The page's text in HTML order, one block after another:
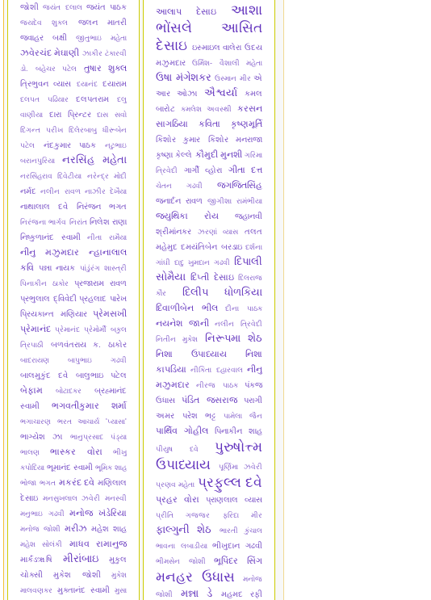
જોશી
જયંત દલાલ જયંત પાઠક
જયદેવ શુક્લ
જલન માતરી
જવાહર બક્ષી
જીતુભાઇ મહેતા
ઝવેરચંદ મેઘાણી ઝાકીર ટંકારવી
ડો. બહેચર પટેલ
તુષાર શુક્લ
ત્રિભુવન વ્યાસ દયાનંદ દયારામ
દલપત પઢિયાર દલપતરામ
દલુ
વાણીયા
દારા પ્રિન્ટર
દાસ સવો
દિગન્ત પરીખ
દિલેરબાબુ
ધીરૂબેન
પટેલ
નંદકુમાર પાઠક
નટુભાઇ
બરાનપુરિયા
નરસિંહ મહેતા
નરસિંહરાવ દિવેટીયા નરેન્દ્ર મોદી
નર્મદ નલીન રાવળ નાઝીર દેખૈયા
નાથાલાલ દવે નિરંજન ભગત
નિરંજના ભાર્ગવ નિરાંત નિલેશ રાણા
નિષ્કુળાનંદ સ્વામી
નીતા રામૈયા
નીનુ મઝુમદાર
ન્હાનાલાલ
કવિ
પન્ના નાયક પાંડુંરંગ શાસ્ત્રી
પિનાકીન ઠાકોર
પ્રજારામ રાવળ
પ્રભુલાલ દ્વિવેદી પ્રહલાદ પારેખ
પ્રિયકાન્ત મણિયાર
પ્રેમસખી
પ્રેમાનંદ પ્રેમાનંદ પ્રેમોર્મી બકુલ
ત્રિપાઠી
બળવંતરાય ક. ઠાકોર
બાદરાયણ બાપુભાઇ ગઢવી
બાલમુકુંદ દવે બાલુભાઇ પટેલ
બેફામ બોટાદકર
બ્રહ્માનંદ
સ્વામી
ભગવતીકુમાર શર્મા
ભગાચારણ ભરત આચાર્ય 'પ્યાસા'
ભાગ્યેશ ઝા
ભાનુપ્રસાદ પંડ્યા
ભાલણ
ભાસ્કર વોરા
ભીખુ
કપોદિયા ભૂમાનંદ સ્વામી ભૂમિક શાહ
ભોજા ભગત મકરંદ દવે મણિલાલ
દેસાઇ મનસુખલાલ ઝવેરી
મનસ્વી
મનુભાઇ ગઢવી
મનોજ ખંડેરિયા
મનોજ જોશી મરીઝ મહેશ શાહ
મહેશ સોલંકી માધવ રામાનુજ
માર્કંડૠષિ મીરાંબાઇ
મુકુલ
ચોક્સી
મુકેશ જોશી
મુકેશ
માલવણકર
મુક્તાનંદ સ્વામી
મુસા
આલાપ દેસાઇ
આશા
ભોંસલે
આસિત
દેસાઇ ઇસ્માઇલ વાલેરા ઉદય
મઝુમદાર
ઉર્મિશ- વૈશાલી મહેતા
ઉષા મંગેશકર ઉસ્માન મીર એ
આર ઓઝા
ઐશ્વર્યા
કમલ
બારોટ
કમલેશ અવસ્થી
કરસન
સાગઠિયા
કવિતા કૃષ્ણમૂર્તિ
કિશોર કુમાર
કિશોર મનરાજા
કૃષ્ણા કેલ્લે કૌમુદી મુનશી ગરિમા
ત્રિવેદી
ગાર્ગી વ્હોરા ગીતા દત્ત
ચેતન ગઢવી જગજિતસિંહ
જનાર્દન રાવળ જીગીશા રામંભીયા
જ્યુથિકા રોય
જ્હાનવી
શ્રીમાંનકર
ઝરણાં વ્યાસ
તલત
મહેમુદ દમયંતિબેન બરડાઇ દર્શના
ગાંઘી દાદુ ખુમદાન ગઢવી દિપાલી
સોમૈયા દિપ્તી દેસાઇ દિલરાજ
કૌર
દિલીપ ધોળકિયા
દિવાળીબેન ભીલ દીના પાઠક
નયનેશ જાની
નલીન ત્રિવેદી
નિતીન મુકેશ
નિરૂપમા શેઠ
નિશા ઉપાધ્યાય
નિશા
કાપડિયા
નીકિતા દહારવાલ નીનુ
મઝુમદાર
નીરજ પાઠક
પંકજ
ઉધાસ
પંડિત જસરાજ
પરાગી
અમર
પરેશ ભટ્ટ પામેલા જૈન
પાર્થિવ ગોહીલ પિનાકીન શાહ
પીયુષ દવે
પુરુષોત્ત્મ
ઉપાધ્યાય
પૂર્ણિમા ઝવેરી
પ્રણવ મહેતા પ્રફુલ્લ દવે
પ્રહર વોરા પ્રાણલાલ વ્યાસ
પ્રીતિ ગજ્જર ફરિદા મીર
ફાલ્ગુની શેઠ
ભારતી કુંચાલ
ભાવના લબાડીયા
ભીખુદાન ગઢવી
ભીમસેન જોશી ભૂપિંદર સિંગ
મનહર ઉધાસ
મનોજ
જોશી
મન્ના ડે મહમદ રફી